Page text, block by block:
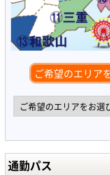
ご希望のエリア
通勤パス